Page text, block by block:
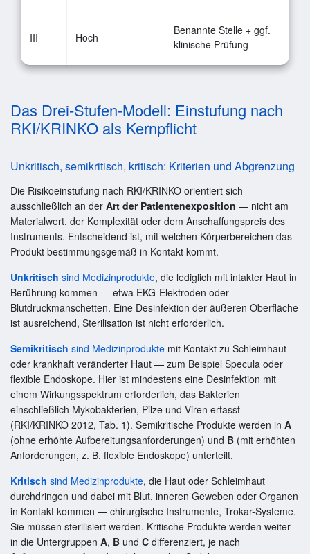
III Hoch
Benannte Stelle + ggf.
klinische Prüfung
Das Drei-Stufen-Modell: Einstufung nach
RKI/KRINKO als Kernpflicht
Unkritisch, semikritisch, kritisch: Kriterien und Abgrenzung
Die Risikoeinstufung nach RKI/KRINKO orientiert sich
ausschließlich an der Art der Patientenexposition — nicht am
Materialwert, der Komplexität oder dem Anschaffungspreis des
Instruments. Entscheidend ist, mit welchen Körperbereichen das
Produkt bestimmungsgemäß in Kontakt kommt.
Unkritisch sind Medizinprodukte, die lediglich mit intakter Haut in
Berührung kommen — etwa EKG-Elektroden oder
Blutdruckmanschetten. Eine Desinfektion der äußeren Oberfläche
ist ausreichend, Sterilisation ist nicht erforderlich.
Semikritisch sind Medizinprodukte mit Kontakt zu Schleimhaut
oder krankhaft veränderter Haut — zum Beispiel Specula oder
flexible Endoskope. Hier ist mindestens eine Desinfektion mit
einem Wirkungsspektrum erforderlich, das Bakterien
einschließlich Mykobakterien, Pilze und Viren erfasst
(RKI/KRINKO 2012, Tab. 1). Semikritische Produkte werden in A
(ohne erhöhte Aufbereitungsanforderungen) und B (mit erhöhten
Anforderungen, z. B. flexible Endoskope) unterteilt.
Kritisch sind Medizinprodukte, die Haut oder Schleimhaut
durchdringen und dabei mit Blut, inneren Geweben oder Organen
in Kontakt kommen — chirurgische Instrumente, Trokar-Systeme.
Sie müssen sterilisiert werden. Kritische Produkte werden weiter
in die Untergruppen A, B und C differenziert, je nach